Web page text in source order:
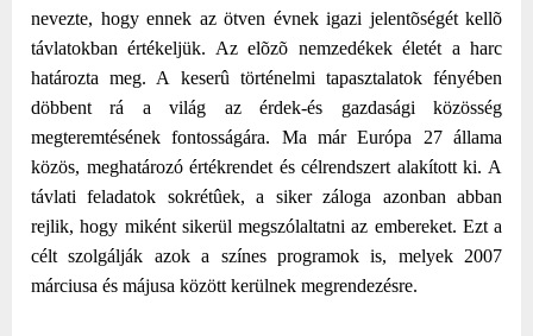
nevezte, hogy ennek az ötven évnek igazi jelentõségét kellõ
távlatokban értékeljük. Az elõzõ nemzedékek életét a harc
határozta meg. A keserû történelmi tapasztalatok fényében
döbbent rá a világ az érdek-és gazdasági közösség
megteremtésének fontosságára. Ma már Európa 27 állama
közös, meghatározó értékrendet és célrendszert alakított ki. A
távlati feladatok sokrétûek, a siker záloga azonban abban
rejlik, hogy miként sikerül megszólaltatni az embereket. Ezt a
célt szolgálják azok a színes programok is, melyek 2007
márciusa és májusa között kerülnek megrendezésre.